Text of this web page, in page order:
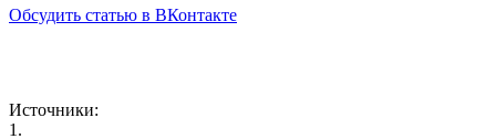
Обсудить статью в ВКонтакте
Источники:
1.